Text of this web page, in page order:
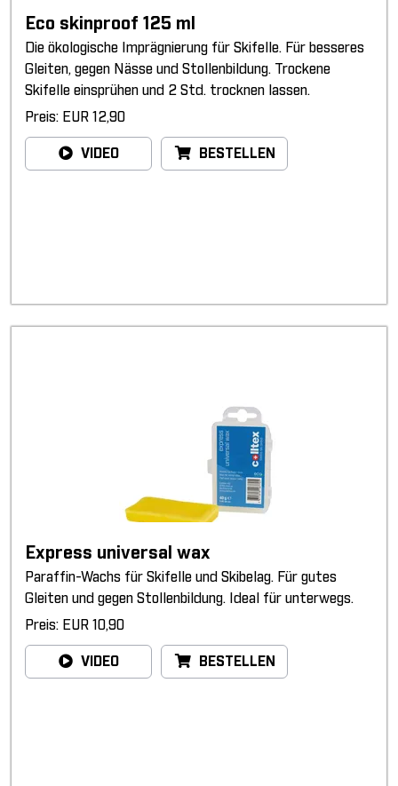
Eco skinproof 125 ml
Die ökologische Imprägnierung für Skifelle. Für besseres
Gleiten, gegen Nässe und Stollenbildung. Trockene
Skifelle einsprühen und 2 Std. trocknen lassen.
Preis: EUR 12,90
VIDEO BESTELLEN
Express universal wax
Paraffin-Wachs für Skifelle und Skibelag. Für gutes
Gleiten und gegen Stollenbildung. Ideal für unterwegs.
Preis: EUR 10,90
VIDEO BESTELLEN